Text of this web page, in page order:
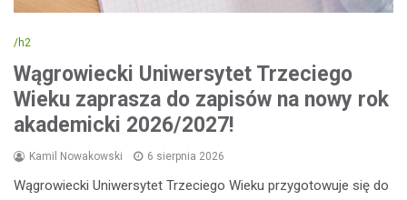
/h2
Wągrowiecki Uniwersytet Trzeciego
Wieku zaprasza do zapisów na nowy rok
akademicki 2026/2027!
Kamil Nowakowski 6 sierpnia 2026
Wągrowiecki Uniwersytet Trzeciego Wieku przygotowuje się do